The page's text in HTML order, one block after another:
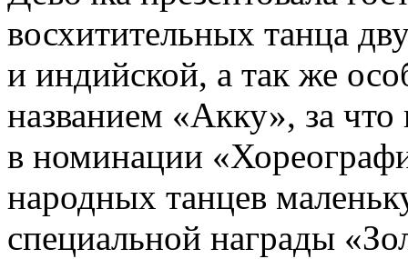
восхитительных танца
и индийской, а так же
названием «Акку», за
в номинации
народных танцев
специальной награды